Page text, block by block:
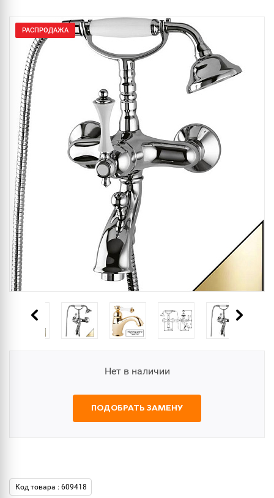
РАСПРОДАЖА
Нет в наличии
ПОДОБРАТЬ ЗАМЕНУ
Код товара : 609418